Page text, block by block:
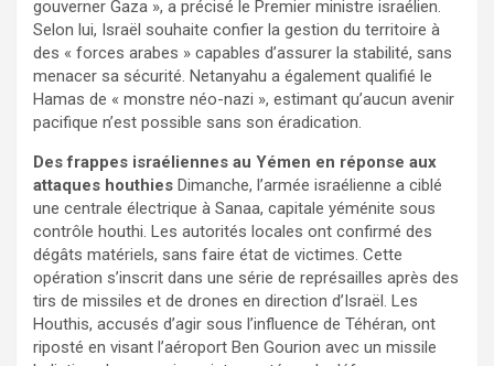
gouverner Gaza », a précisé le Premier ministre israélien.
Selon lui, Israël souhaite confier la gestion du territoire à
des « forces arabes » capables d’assurer la stabilité, sans
menacer sa sécurité. Netanyahu a également qualifié le
Hamas de « monstre néo-nazi », estimant qu’aucun avenir
pacifique n’est possible sans son éradication.
Des frappes israéliennes au Yémen en réponse aux
attaques houthies Dimanche, l’armée israélienne a ciblé
une centrale électrique à Sanaa, capitale yéménite sous
contrôle houthi. Les autorités locales ont confirmé des
dégâts matériels, sans faire état de victimes. Cette
opération s’inscrit dans une série de représailles après des
tirs de missiles et de drones en direction d’Israël. Les
Houthis, accusés d’agir sous l’influence de Téhéran, ont
riposté en visant l’aéroport Ben Gourion avec un missile